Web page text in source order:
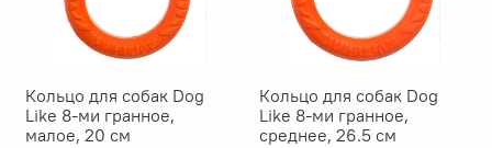
Кольцо для собак Dog
Like 8-ми гранное,
малое, 20 см
Кольцо для собак Dog
Like 8-ми гранное,
среднее, 26.5 см